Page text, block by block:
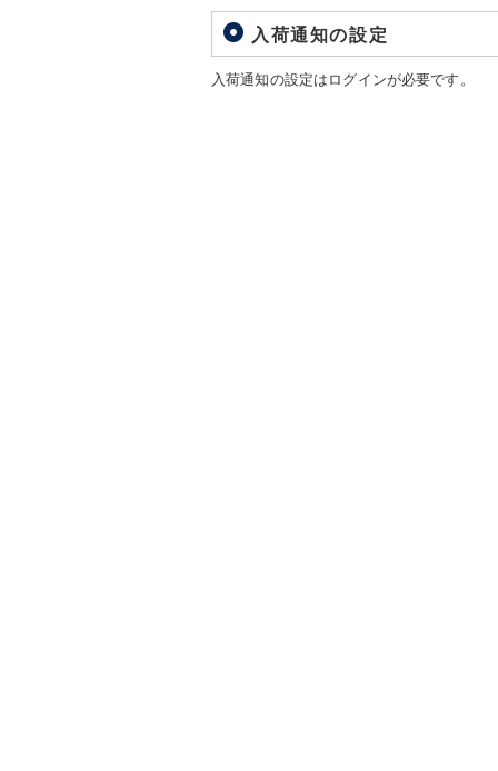
入荷通知の設定
入荷通知の設定はログインが必要です。